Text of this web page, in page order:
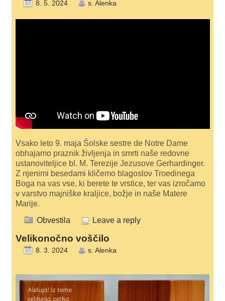
8. 5. 2024 s. Alenka
Vsako leto 9. maja Šolske sestre de Notre Dame
obhajamo praznik življenja in smrti naše redovne
ustanoviteljice bl. M. Terezije Jezusove Gerhardinger.
Z njenimi besedami kličemo blagoslov Troedinega
Boga na vas vse, ki berete te vrstice, ter vas izročamo
v varstvo majniške kraljice, božje in naše Matere
Marije.
Obvestila
Leave a reply
Velikonočno voščilo
8. 3. 2024 s. Alenka